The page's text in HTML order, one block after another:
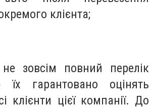
клієнта;
зовсім повний перелік
гарантовано оцінять
клієнти цієї компанії. До